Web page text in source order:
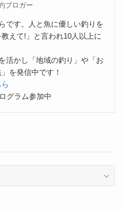
ブロガー
です。人と魚に優しい釣りを
えて!」と言われ10人以上に
活かし「地域の釣り」や「お
を発信中です！
グラム参加中